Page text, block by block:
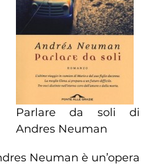
Parlare da soli di
Andres Neuman
Neuman è un’opera